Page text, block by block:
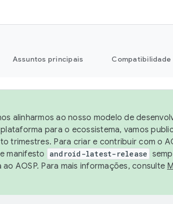
Assuntos principais Compatibilidade
alinharmos ao nosso modelo de
para o ecossistema, vamos
trimestres. Para criar e contribuir com o
manifesto
android-latest-release
AOSP. Para mais informações, consulte